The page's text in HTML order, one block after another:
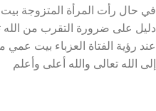
في حال رأت المرأة المتزوجة
دليل على ضرورة التقرب من الله
عند رؤية الفتاة العزباء بيت
إلى الله تعالى والله أعلى وأعلم